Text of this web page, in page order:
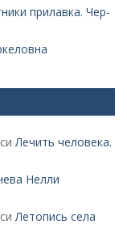
прилавка. Чер­
Лечить человека.
Нелли
Летопись села